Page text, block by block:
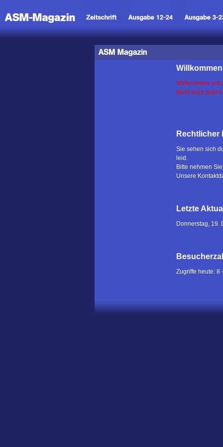
Willkommen auf
Mehr retro geht
Rechtlicher
Sie sehen sich
leid.
Bitte nehmen
Unsere
Letzte
Donnerstag, 19.
Zugriffe heute: 8